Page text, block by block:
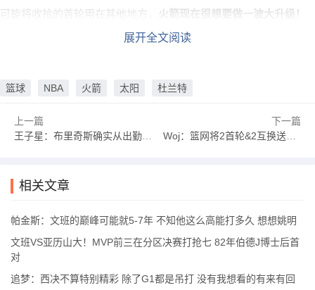
可能将收拾的首轮用在其他地方，
火箭现在很想要做一波大升级！
展开全文阅读
篮球 NBA 火箭 太阳 杜兰特
上一篇
王子星：布里奇斯确实从出勤率角度来说 太适合锡伯杜了吧
下一篇
Woj：篮网将2首轮&2互换送去火箭 换回自己25年互换和26首轮
相关文章
帕金斯：文班的巅峰可能就5-7年 不知他这么高能打多久 想想姚明
文班VS亚历山大！MVP前三在分区决赛打抢七 82年伯德J博士后首
对
追梦：西决不算特别精彩 除了G1都是吊打 没有我想看的有来有回